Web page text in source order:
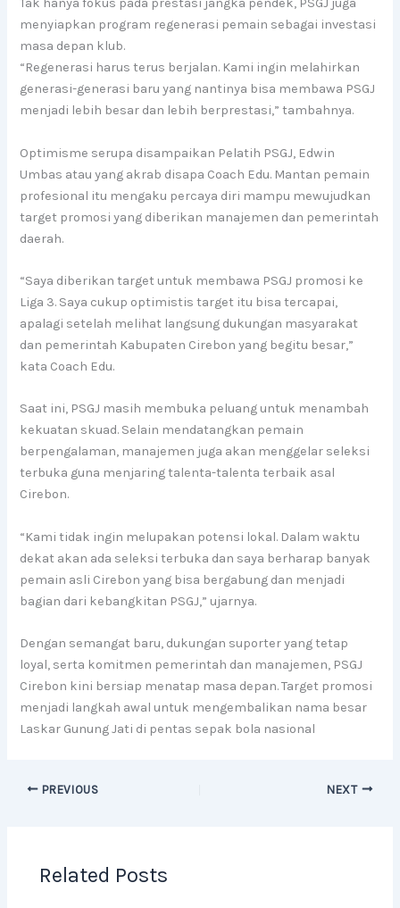
Tak hanya fokus pada prestasi jangka pendek, PSGJ juga
menyiapkan program regenerasi pemain sebagai investasi
masa depan klub.
“Regenerasi harus terus berjalan. Kami ingin melahirkan
generasi-generasi baru yang nantinya bisa membawa PSGJ
menjadi lebih besar dan lebih berprestasi,” tambahnya.
Optimisme serupa disampaikan Pelatih PSGJ, Edwin
Umbas atau yang akrab disapa Coach Edu. Mantan pemain
profesional itu mengaku percaya diri mampu mewujudkan
target promosi yang diberikan manajemen dan pemerintah
daerah.
“Saya diberikan target untuk membawa PSGJ promosi ke
Liga 3. Saya cukup optimistis target itu bisa tercapai,
apalagi setelah melihat langsung dukungan masyarakat
dan pemerintah Kabupaten Cirebon yang begitu besar,”
kata Coach Edu.
Saat ini, PSGJ masih membuka peluang untuk menambah
kekuatan skuad. Selain mendatangkan pemain
berpengalaman, manajemen juga akan menggelar seleksi
terbuka guna menjaring talenta-talenta terbaik asal
Cirebon.
“Kami tidak ingin melupakan potensi lokal. Dalam waktu
dekat akan ada seleksi terbuka dan saya berharap banyak
pemain asli Cirebon yang bisa bergabung dan menjadi
bagian dari kebangkitan PSGJ,” ujarnya.
Dengan semangat baru, dukungan suporter yang tetap
loyal, serta komitmen pemerintah dan manajemen, PSGJ
Cirebon kini bersiap menatap masa depan. Target promosi
menjadi langkah awal untuk mengembalikan nama besar
Laskar Gunung Jati di pentas sepak bola nasional
PREVIOUS NEXT
Related Posts